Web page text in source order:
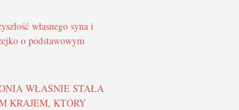
własnego syna i
o podstawowym
WŁAŚNIE STAŁA
KRAJEM, KTÓRY